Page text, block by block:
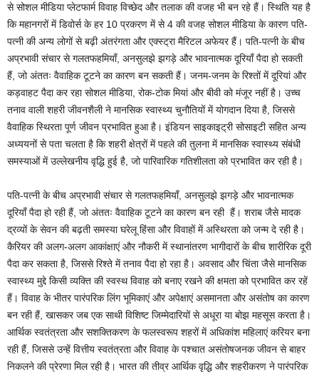
से सोशल मीडिया प्लेटफार्म विवाह विच्छेद और तलाक की वजह भी बन रहे हैं। स्थिति यह है
कि महानगरों में डिवोर्स के हर 10 प्रकरण में से 4 की वजह सोशल मीडिया के कारण पति-
पत्नी की अन्य लोगों से बढ़ी अंतरंगता और एक्स्ट्रा मैरिटल अफेयर हैं। पति-पत्नी के बीच
अप्रभावी संचार से गलतफहमियाँ, अनसुलझे झगड़े और भावनात्मक दूरियाँ पैदा हो सकती
हैं, जो अंततः वैवाहिक टूटने का कारण बन सकती हैं। जनम-जनम के रिश्तों में दूरियां और
कड़वाहट पैदा कर रहा सोशल मीडिया, रोक-टोक मियां और बीवी को मंजूर नहीं है। उच्च
तनाव वाली शहरी जीवनशैली ने मानसिक स्वास्थ्य चुनौतियों में योगदान दिया है, जिससे
वैवाहिक स्थिरता पूर्ण जीवन प्रभावित हुआ है। इंडियन साइकाइट्री सोसाइटी सहित अन्य
अध्ययनों से पता चलता है कि शहरी क्षेत्रों में पहले की तुलना में मानसिक स्वास्थ्य संबंधी
समस्याओं में उल्लेखनीय वृद्धि हुई है, जो पारिवारिक गतिशीलता को प्रभावित कर रही है।
पति-पत्नी के बीच अप्रभावी संचार से गलतफहमियाँ, अनसुलझे झगड़े और भावनात्मक
दूरियाँ पैदा हो रही हैं, जो अंततः वैवाहिक टूटने का कारण बन रही हैं। शराब जैसे मादक
द्रव्यों के सेवन की बढ़ती समस्या घरेलू हिंसा और विवाहों में अस्थिरता को जन्म दे रही है।
कैरियर की अलग-अलग आकांक्षाएं और नौकरी में स्थानांतरण भागीदारों के बीच शारीरिक दूरी
पैदा कर सकता है, जिससे रिश्ते में तनाव पैदा हो रहा है। अवसाद और चिंता जैसे मानसिक
स्वास्थ्य मुद्दे किसी व्यक्ति की स्वस्थ विवाह को बनाए रखने की क्षमता को प्रभावित कर रहें
हैं। विवाह के भीतर पारंपरिक लिंग भूमिकाएं और अपेक्षाएं असमानता और असंतोष का कारण
बन रही हैं, खासकर जब एक साथी विशिष्ट जिम्मेदारियों से अधूरा या बोझ महसूस करता है।
आर्थिक स्वतंत्रता और सशक्तिकरण के फलस्वरूप शहरों में अधिकांश महिलाएं करियर बना
रही हैं, जिससे उन्हें वित्तीय स्वतंत्रता और विवाह के पश्चात असंतोषजनक जीवन से बाहर
निकलने की प्रेरणा मिल रही है। भारत की तीव्र आर्थिक वृद्धि और शहरीकरण ने पारंपरिक